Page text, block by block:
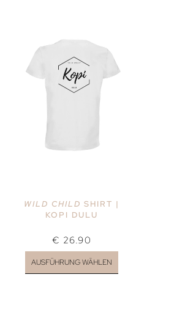
WILD CHILD SHIRT |
KOPI DULU
€ 26.90
AUSFÜHRUNG WÄHLEN